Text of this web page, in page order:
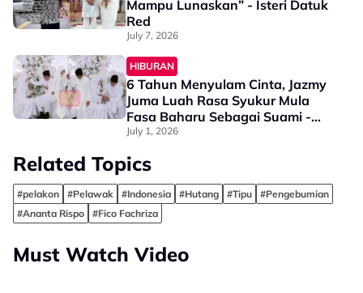
Mampu Lunaskan” - Isteri Datuk
Red
July 7, 2026
HIBURAN
6 Tahun Menyulam Cinta, Jazmy
Juma Luah Rasa Syukur Mula
Fasa Baharu Sebagai Suami -
“Terima Kasih Kerana…”
July 1, 2026
Related Topics
#pelakon #Pelawak #Indonesia #Hutang #Tipu
#Pengebumian
#Ananta Rispo
#Fico Fachriza
Must Watch Video